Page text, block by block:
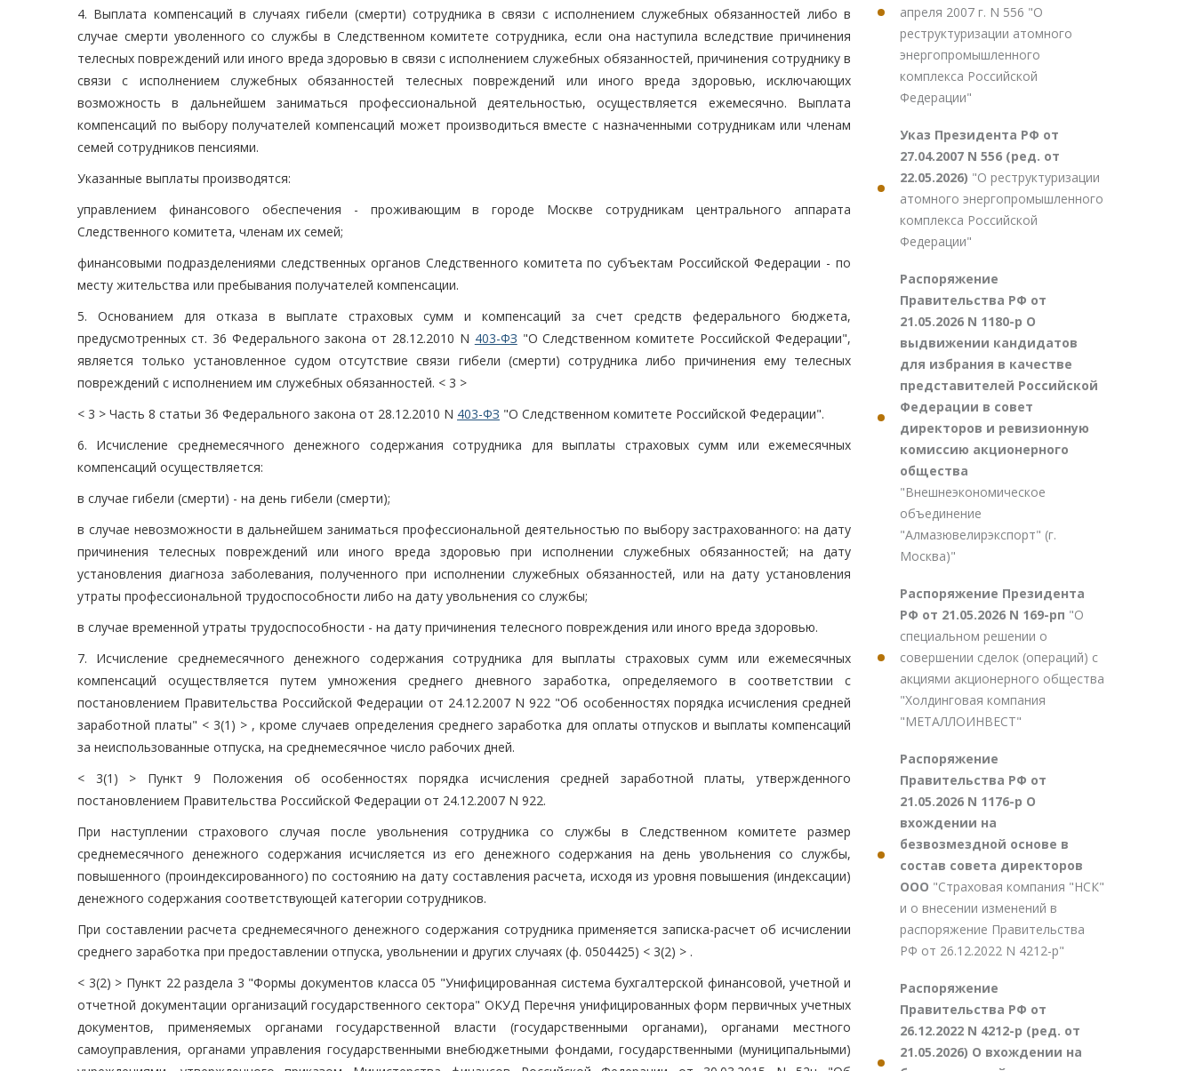
4. Выплата компенсаций в случаях гибели (смерти) сотрудника в связи с исполнением служебных обязанностей либо в
случае смерти уволенного со службы в Следственном комитете сотрудника, если она наступила вследствие причинения
телесных повреждений или иного вреда здоровью в связи с исполнением служебных обязанностей, причинения сотруднику в
связи с исполнением служебных обязанностей телесных повреждений или иного вреда здоровью, исключающих
возможность в дальнейшем заниматься профессиональной деятельностью, осуществляется ежемесячно. Выплата
компенсаций по выбору получателей компенсаций может производиться вместе с назначенными сотрудникам или членам
семей сотрудников пенсиями.
Указанные выплаты производятся:
управлением финансового обеспечения - проживающим в городе Москве сотрудникам центрального аппарата
Следственного комитета, членам их семей;
финансовыми подразделениями следственных органов Следственного комитета по субъектам Российской Федерации - по
месту жительства или пребывания получателей компенсации.
5. Основанием для отказа в выплате страховых сумм и компенсаций за счет средств федерального бюджета,
предусмотренных ст. 36 Федерального закона от 28.12.2010 N 403-ФЗ "О Следственном комитете Российской Федерации",
является только установленное судом отсутствие связи гибели (смерти) сотрудника либо причинения ему телесных
повреждений с исполнением им служебных обязанностей. < 3 >
< 3 > Часть 8 статьи 36 Федерального закона от 28.12.2010 N 403-ФЗ "О Следственном комитете Российской Федерации".
6. Исчисление среднемесячного денежного содержания сотрудника для выплаты страховых сумм или ежемесячных
компенсаций осуществляется:
в случае гибели (смерти) - на день гибели (смерти);
в случае невозможности в дальнейшем заниматься профессиональной деятельностью по выбору застрахованного: на дату
причинения телесных повреждений или иного вреда здоровью при исполнении служебных обязанностей; на дату
установления диагноза заболевания, полученного при исполнении служебных обязанностей, или на дату установления
утраты профессиональной трудоспособности либо на дату увольнения со службы;
в случае временной утраты трудоспособности - на дату причинения телесного повреждения или иного вреда здоровью.
7. Исчисление среднемесячного денежного содержания сотрудника для выплаты страховых сумм или ежемесячных
компенсаций осуществляется путем умножения среднего дневного заработка, определяемого в соответствии с
постановлением Правительства Российской Федерации от 24.12.2007 N 922 "Об особенностях порядка исчисления средней
заработной платы" < 3(1) > , кроме случаев определения среднего заработка для оплаты отпусков и выплаты компенсаций
за неиспользованные отпуска, на среднемесячное число рабочих дней.
< 3(1) > Пункт 9 Положения об особенностях порядка исчисления средней заработной платы, утвержденного
постановлением Правительства Российской Федерации от 24.12.2007 N 922.
При наступлении страхового случая после увольнения сотрудника со службы в Следственном комитете размер
среднемесячного денежного содержания исчисляется из его денежного содержания на день увольнения со службы,
повышенного (проиндексированного) по состоянию на дату составления расчета, исходя из уровня повышения (индексации)
денежного содержания соответствующей категории сотрудников.
При составлении расчета среднемесячного денежного содержания сотрудника применяется записка-расчет об исчислении
среднего заработка при предоставлении отпуска, увольнении и других случаях (ф. 0504425) < 3(2) > .
< 3(2) > Пункт 22 раздела 3 "Формы документов класса 05 "Унифицированная система бухгалтерской финансовой, учетной и
отчетной документации организаций государственного сектора" ОКУД Перечня унифицированных форм первичных учетных
документов, применяемых органами государственной власти (государственными органами), органами местного
самоуправления, органами управления государственными внебюджетными фондами, государственными (муниципальными)
апреля 2007 г. N 556 "О
реструктуризации атомного
энергопромышленного
комплекса Российской
Федерации"
Указ Президента РФ от
27.04.2007 N 556 (ред. от
22.05.2026) "О реструктуризации
атомного энергопромышленного
комплекса Российской
Федерации"
Распоряжение
Правительства РФ от
21.05.2026 N 1180-р О
выдвижении кандидатов
для избрания в качестве
представителей Российской
Федерации в совет
директоров и ревизионную
комиссию акционерного
общества
"Внешнеэкономическое
объединение
"Алмазювелирэкспорт" (г.
Москва)"
Распоряжение Президента
РФ от 21.05.2026 N 169-рп "О
специальном решении о
совершении сделок (операций) с
акциями акционерного общества
"Холдинговая компания
"МЕТАЛЛОИНВЕСТ"
Распоряжение
Правительства РФ от
21.05.2026 N 1176-р О
вхождении на
безвозмездной основе в
состав совета директоров
ООО "Страховая компания "НСК"
и о внесении изменений в
распоряжение Правительства
РФ от 26.12.2022 N 4212-р"
Распоряжение
Правительства РФ от
26.12.2022 N 4212-р (ред. от
21.05.2026) О вхождении на